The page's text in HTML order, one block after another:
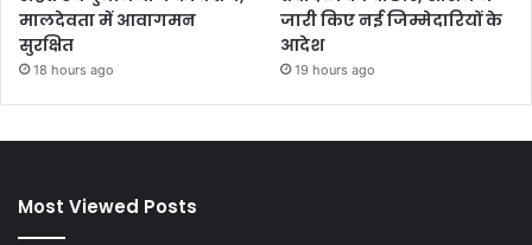
मालदेवता में आवागमन
सुरक्षित
18 hours ago
जारी किए नई जिम्मेदारियों के
आदेश
19 hours ago
Most Viewed Posts